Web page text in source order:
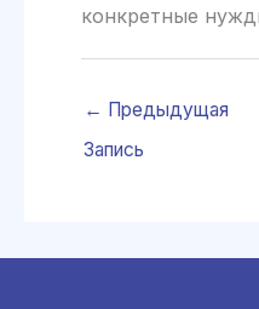
конкретные
← Предыдущая
Запись